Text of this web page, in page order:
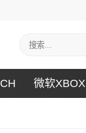
微软XBOX